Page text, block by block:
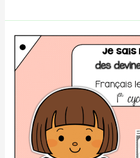
Je
sais
lire
des
dessiner